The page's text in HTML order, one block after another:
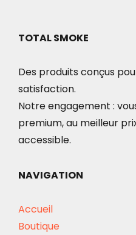
TOTAL SMOKE
Des produits conçus
satisfaction.
Notre engagement :
premium, au meilleur
accessible.
NAVIGATION
Accueil
Boutique